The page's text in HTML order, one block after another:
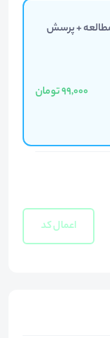
+ پرسش
99,000 تومان
اعمال کد